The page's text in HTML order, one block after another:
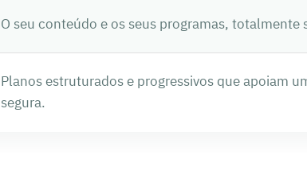
O seu conteúdo e os seus programas, totalmente
Planos estruturados e progressivos que apoiam
segura.